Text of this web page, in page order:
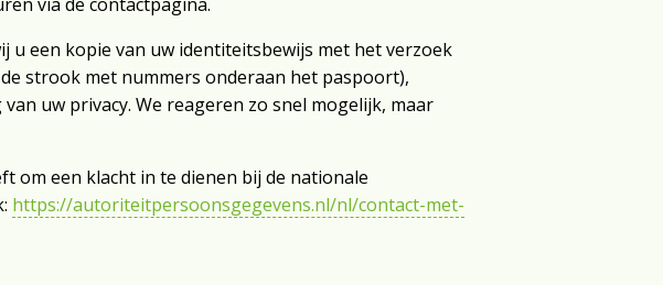
u een kopie van uw identiteitsbewijs met het verzoek
strook met nummers onderaan het paspoort),
uw privacy. We reageren zo snel mogelijk, maar
om een klacht in te dienen bij de nationale
https://autoriteitpersoonsgegevens.nl/nl/contact-met-